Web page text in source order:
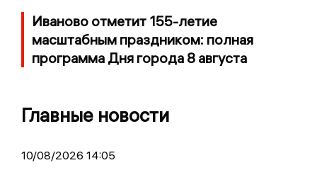
Иваново отметит 155-летие
масштабным праздником: полная
программа Дня города 8 августа
Главные новости
10/08/2026 14:05